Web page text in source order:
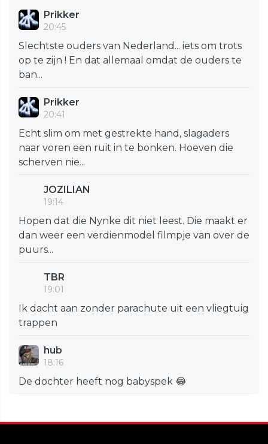
Prikker
20:45
Slechtste ouders van Nederland... iets om trots
op te zijn ! En dat allemaal omdat de ouders te
ban...
Prikker
20:41
Echt slim om met gestrekte hand, slagaders
naar voren een ruit in te bonken. Hoeven die
scherven nie...
JOZILIAN
19:14
Hopen dat die Nynke dit niet leest. Die maakt er
dan weer een verdienmodel filmpje van over de
puurs...
TBR
19:01
Ik dacht aan zonder parachute uit een vliegtuig
trappen
hub
18:16
De dochter heeft nog babyspek 😂